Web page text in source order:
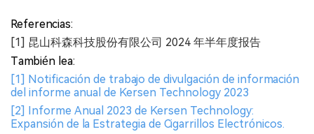
Referencias:
[1] 昆山科森科技股份有限公司 2024 年半年度报告
También lea:
[1] Notificación de trabajo de divulgación de información
del informe anual de Kersen Technology 2023
[2] Informe Anual 2023 de Kersen Technology:
Expansión de la Estrategia de Cigarrillos Electrónicos.